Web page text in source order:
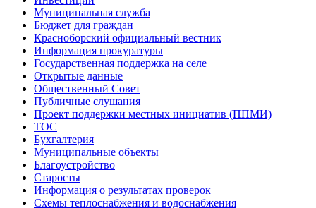
Муниципальная служба
Бюджет для граждан
Красноборский официальный вестник
Информация прокуратуры
Государственная поддержка на селе
Открытые данные
Общественный Совет
Публичные слушания
Проект поддержки местных инициатив (ППМИ)
ТОС
Бухгалтерия
Муниципальные объекты
Благоустройство
Старосты
Информация о результатах проверок
Схемы теплоснабжения и водоснабжения